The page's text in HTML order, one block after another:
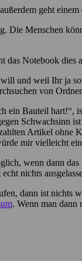
geht einem
Die Menschen
das Notebook dies
und weil Ihr ja
von
Bauteil
Schwachsinn
Artikel
mir vielleicht
wenn dann
nichts
dann ist
. Wenn man dann